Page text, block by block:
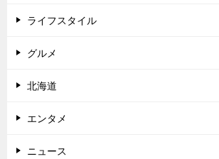
ライフスタイル
グルメ
北海道
エンタメ
ニュース